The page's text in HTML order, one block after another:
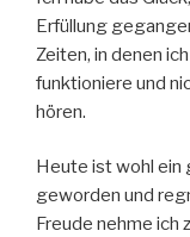
Erfüllung
Zeiten, in denen
funktioniere und
hören.
Heute ist wohl ein
geworden und
Freude nehme ich